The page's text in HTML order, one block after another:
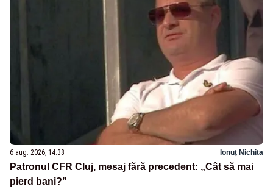
6 aug. 2026, 14:38 Ionuț Nichita
Patronul CFR Cluj, mesaj fără precedent: „Cât să mai
pierd bani?”